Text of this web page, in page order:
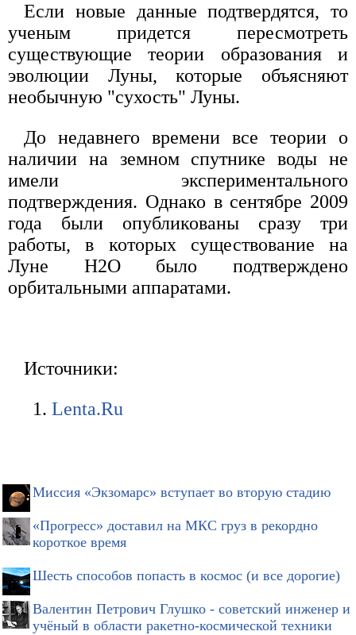
Если новые данные подтвердятся, то
ученым придется пересмотреть
существующие теории образования и
эволюции Луны, которые объясняют
необычную "сухость" Луны.
До недавнего времени все теории о
наличии на земном спутнике воды не
имели экспериментального
подтверждения. Однако в сентябре 2009
года были опубликованы сразу три
работы, в которых существование на
Луне H2O было подтверждено
орбитальными аппаратами.
Источники:
Lenta.Ru
Миссия «Экзомарс» вступает во вторую стадию
«Прогресс» доставил на МКС груз в рекордно
короткое время
Шесть способов попасть в космос (и все дорогие)
Валентин Петрович Глушко - советский инженер и
учёный в области ракетно-космической техники